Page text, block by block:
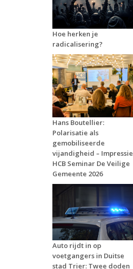
Hoe herken je
radicalisering?
Hans Boutellier:
Polarisatie als
gemobiliseerde
vijandigheid – Impressie
HCB Seminar De Veilige
Gemeente 2026
Auto rijdt in op
voetgangers in Duitse
stad Trier: Twee doden